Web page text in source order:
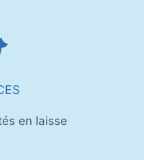
en laisse